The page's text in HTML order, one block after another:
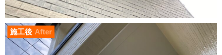
施工後 After